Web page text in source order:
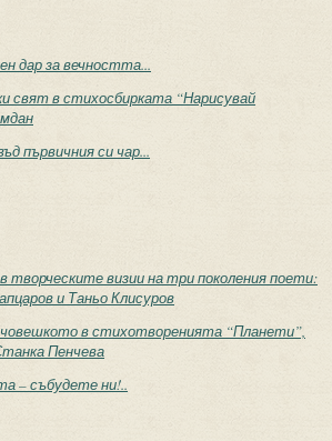
дар за вечността...
свят в стихосбирката “Нарисувай
първичния си чар...
визии на три поколения поети:
и Таньо Клисуров
в стихотворенията “Планети”,
Пенчева
– събудете ни!..